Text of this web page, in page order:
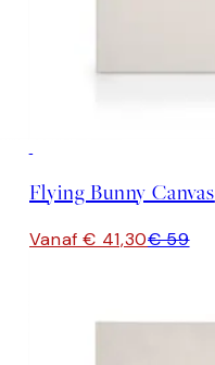
Flying Bunny Canvas
Vanaf € 41,30€ 59